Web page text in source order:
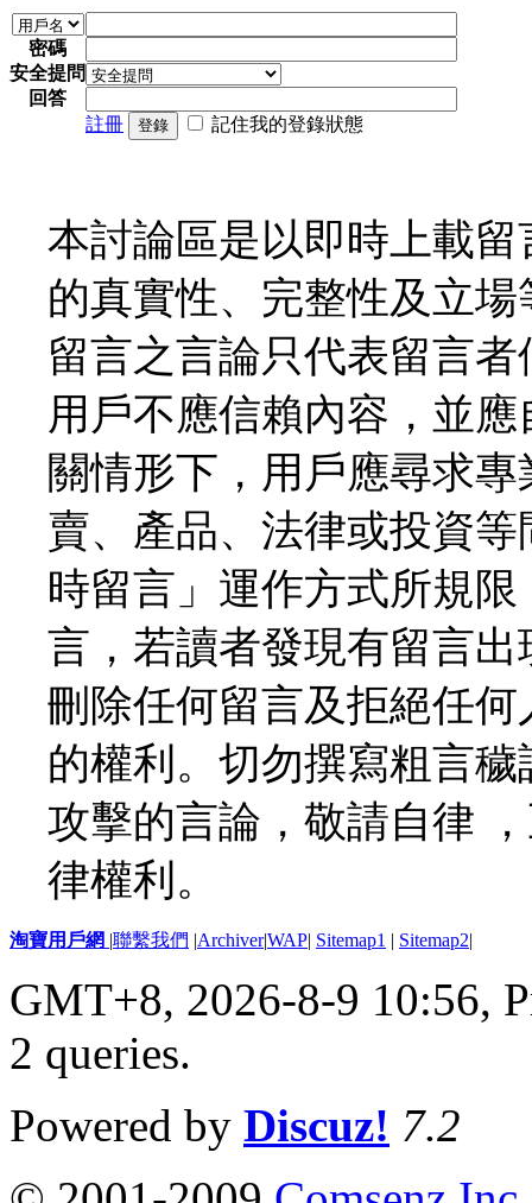
密碼
安全提問
回答
註冊
登錄 記住我的登錄狀態
本討論區是以即時上載
的真實性、完整性及立
留言之言論只代表留言
用戶不應信賴內容，並
關情形下，用戶應尋求
賣、產品、法律或投資
時留言」運作方式所規
言，若讀者發現有留言
刪除任何留言及拒絕任
的權利。切勿撰寫粗言
攻擊的言論，敬請自律
律權利。
淘寶用戶網 |聯繫我們 |Archiver|WAP| Sitemap1 | Sitemap2|
GMT+8, 2026-8-9 10:56,
2 queries.
Powered by Discuz! 7.2